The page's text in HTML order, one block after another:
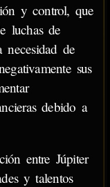
y control, que
luchas de
de
sus
debido a
entre Júpiter
y talentos